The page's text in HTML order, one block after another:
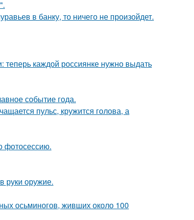
в банку, то ничего не произойдет.
каждой россиянке нужно выдать
событие года.
пульс, кружится голова, а
фотосессию.
руки оружие.
осьминогов, живших около 100